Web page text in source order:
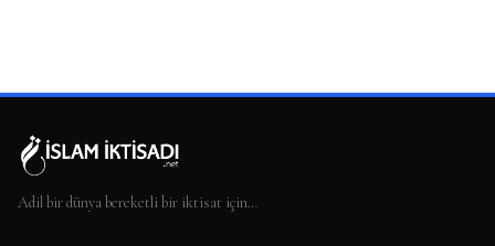
Adil bir dünya bereketli bir iktisat için…